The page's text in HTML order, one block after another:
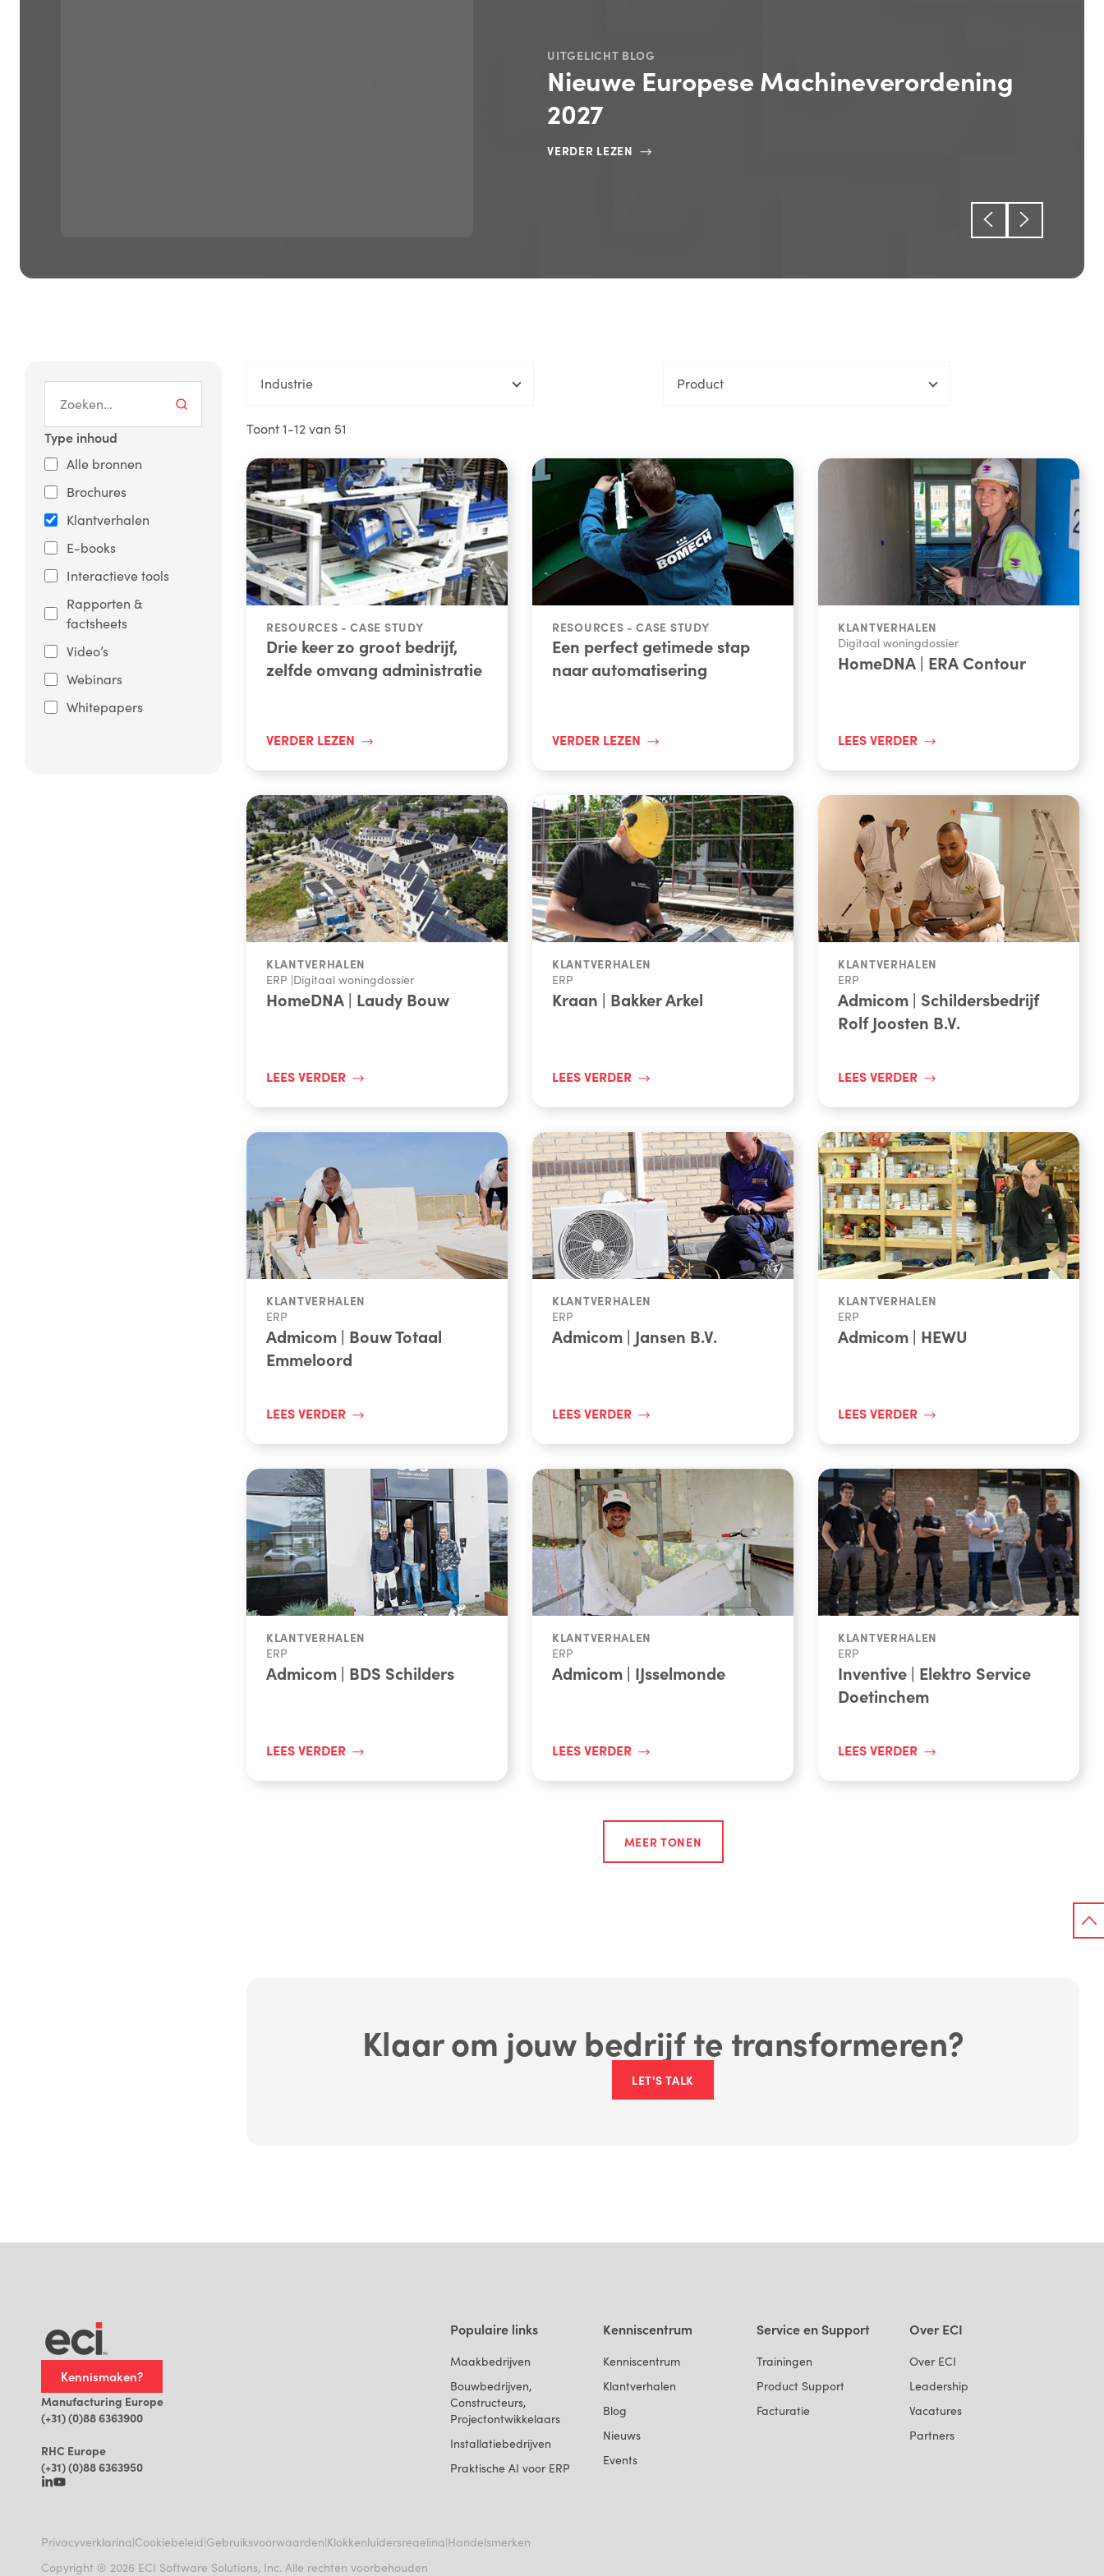
Schakel moeiteloos door je werkdag met
AI
Gebruik je Bemet, HomeDNA, Inventive, Proteus of Ridder iQ en wil je AI in
Type inhoud
Alle bronnen
Brochures
Klantverhalen
E-books
Interactieve tools
Rapporten &
factsheets
Video’s
Webinars
Whitepapers
Industrie Product
Toont 1-12 van 51
RESOURCES - CASE STUDY
Drie keer zo groot bedrijf,
zelfde omvang administratie
VERDER LEZEN
RESOURCES - CASE STUDY
Een perfect getimede stap
naar automatisering
VERDER LEZEN
KLANTVERHALEN
Digitaal woningdossier
HomeDNA | ERA Contour
LEES VERDER
KLANTVERHALEN
ERP |Digitaal woningdossier
HomeDNA | Laudy Bouw
LEES VERDER
KLANTVERHALEN
ERP
Kraan | Bakker Arkel
LEES VERDER
KLANTVERHALEN
ERP
Admicom | Schildersbedrijf
Rolf Joosten B.V.
LEES VERDER
KLANTVERHALEN
ERP
Admicom | Bouw Totaal
Emmeloord
LEES VERDER
KLANTVERHALEN
ERP
Admicom | Jansen B.V.
LEES VERDER
KLANTVERHALEN
ERP
Admicom | HEWU
LEES VERDER
KLANTVERHALEN
ERP
Admicom | BDS Schilders
LEES VERDER
KLANTVERHALEN
ERP
Admicom | IJsselmonde
LEES VERDER
KLANTVERHALEN
ERP
Inventive | Elektro Service
Doetinchem
LEES VERDER
MEER TONEN
Klaar om jouw bedrijf te transformeren?
LET'S TALK
Kennismaken?
Manufacturing Europe
(+31) (0)88 6363900
RHC Europe
(+31) (0)88 6363950
Populaire links
Maakbedrijven
Bouwbedrijven,
Constructeurs,
Projectontwikkelaars
Installatiebedrijven
Praktische AI voor ERP
Kenniscentrum
Kenniscentrum
Klantverhalen
Blog
Nieuws
Events
Service en Support
Trainingen
Product Support
Facturatie
Over ECI
Over ECI
Leadership
Vacatures
Partners
Copyright ® 2026 ECI Software Solutions, Inc. Alle rechten voorbehouden
Privacyverklaring|Cookiebeleid|Gebruiksvoorwaarden|Klokkenluidersregeling|Handelsmerken